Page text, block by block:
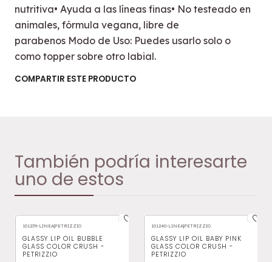
nutritiva• Ayuda a las líneas finas• No testeado en
animales, fórmula vegana, libre de
parabenos Modo de Uso: Puedes usarlo solo o
como topper sobre otro labial.
COMPARTIR ESTE PRODUCTO
También podría interesarte
uno de estos
101239-LINEA|PETRIZZIO
GLASSY LIP OIL BUBBLE
GLASS COLOR CRUSH -
PETRIZZIO
101240-LINEA|PETRIZZIO
GLASSY LIP OIL BABY PINK
GLASS COLOR CRUSH -
PETRIZZIO